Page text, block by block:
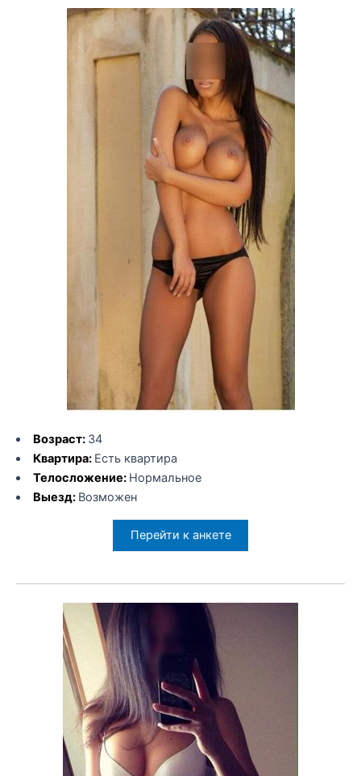
Возраст: 34
Квартира: Есть квартира
Телосложение: Нормальное
Выезд: Возможен
Перейти к анкете